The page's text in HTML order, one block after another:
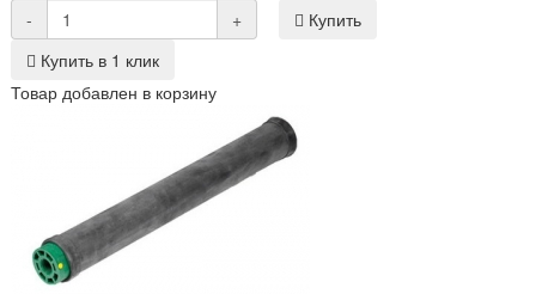
-
+
Купить
Купить в 1 клик
Товар добавлен в корзину